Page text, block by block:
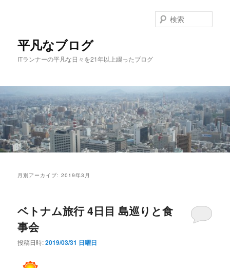
移
動
動
平凡なブログ
ITランナーの平凡な日々を21年以上綴ったブログ
索
月別アーカイブ:2019年3月
ベトナム旅行 4日目 島巡りと食
事会
投稿日時:2019/03/31 日曜日